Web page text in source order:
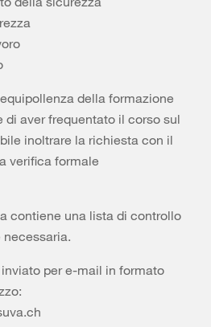
della formazione
aver frequentato il corso sul
inoltrare la richiesta con il
verifica formale
contiene una lista di controllo
per e-mail in formato